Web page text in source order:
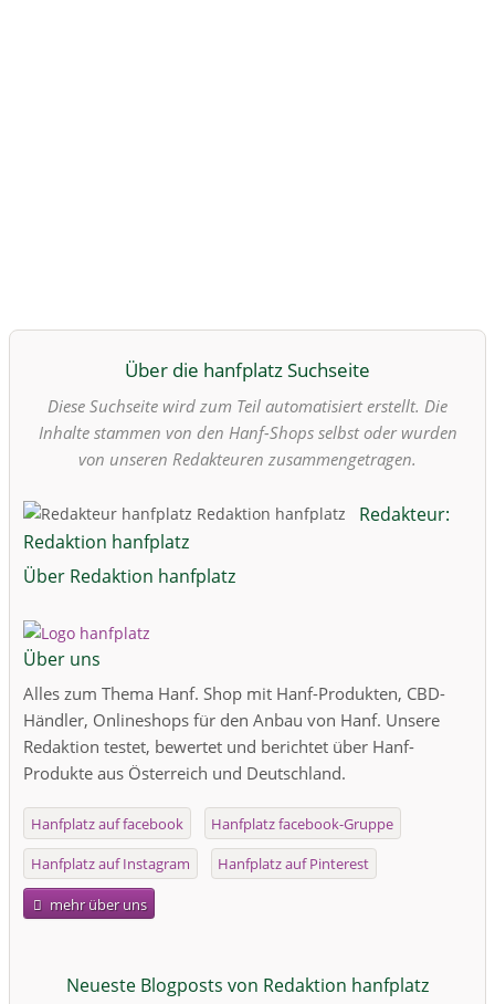
Über die hanfplatz Suchseite
Diese Suchseite wird zum Teil automatisiert erstellt. Die
Inhalte stammen von den Hanf-Shops selbst oder wurden
von unseren Redakteuren zusammengetragen.
Redakteur:
Redaktion hanfplatz
Über Redaktion hanfplatz
Über uns
Alles zum Thema Hanf. Shop mit Hanf-Produkten, CBD-
Händler, Onlineshops für den Anbau von Hanf. Unsere
Redaktion testet, bewertet und berichtet über Hanf-
Produkte aus Österreich und Deutschland.
Hanfplatz auf facebook Hanfplatz facebook-Gruppe
Hanfplatz auf Instagram Hanfplatz auf Pinterest
mehr über uns
Neueste Blogposts von Redaktion hanfplatz